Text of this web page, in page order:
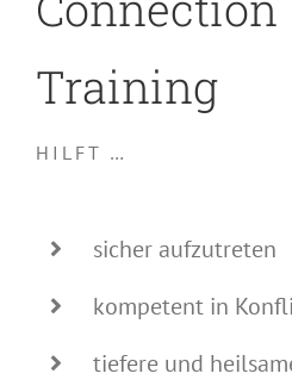
Training
HILFT …
sicher aufzutreten
kompetent in
tiefere und